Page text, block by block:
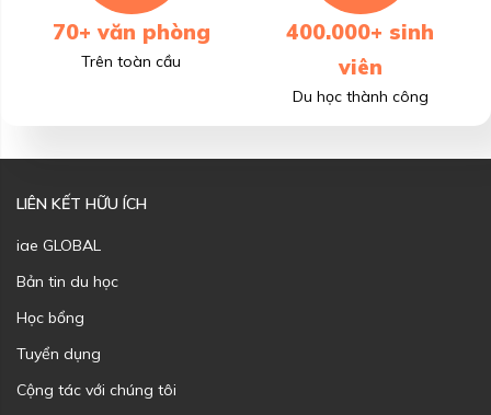
70+ văn phòng
Trên toàn cầu
400.000+ sinh
viên
Du học thành công
LIÊN KẾT HỮU ÍCH
iae GLOBAL
Bản tin du học
Học bổng
Tuyển dụng
Cộng tác với chúng tôi